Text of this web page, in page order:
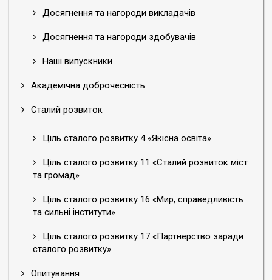
Досягнення та нагороди викладачів
Досягнення та нагороди здобувачів
Наші випускники
Академічна доброчесність
Сталий розвиток
Ціль сталого розвитку 4 «Якісна освіта»
Ціль сталого розвитку 11 «Сталий розвиток міст
та громад»
Ціль сталого розвитку 16 «Мир, справедливість
та сильні інститути»
Ціль сталого розвитку 17 «Партнерство заради
сталого розвитку»
Опитування